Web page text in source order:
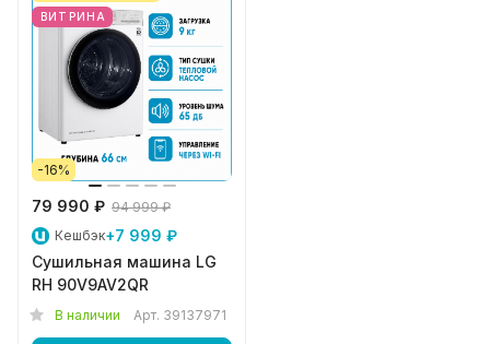
ВИТРИНА
-16%
79 990 ₽ 94 999 ₽
Кешбэк+7 999 ₽
Сушильная машина LG
RH 90V9AV2QR
В наличии Арт. 39137971